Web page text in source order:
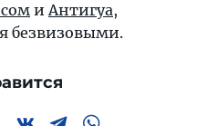
иАнтигуа,
безвизовыми.